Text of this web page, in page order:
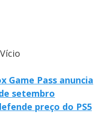
Game Pass anuncia
setembro
preço do PS5